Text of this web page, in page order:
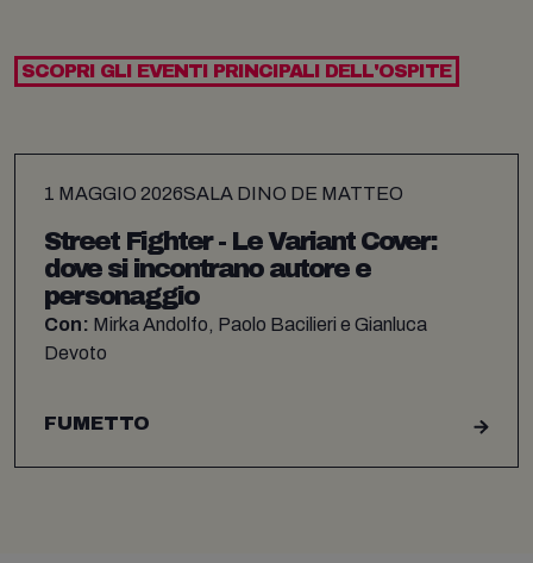
SCOPRI GLI EVENTI PRINCIPALI DELL'OSPITE
1 MAGGIO 2026SALA DINO DE MATTEO
Street Fighter - Le Variant Cover:
dove si incontrano autore e
personaggio
Con: Mirka Andolfo, Paolo Bacilieri e Gianluca
Devoto
FUMETTO